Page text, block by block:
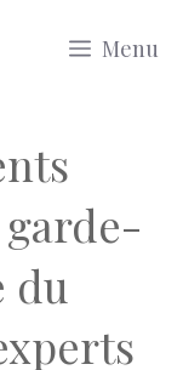
Menu
du